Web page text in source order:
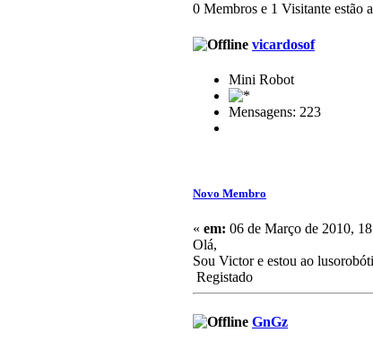
0 Membros e 1 Visitante estão
vicardosof
Mini Robot
Mensagens: 223
Novo Membro
« em: 06 de Março de 2010,
Olá,
Sou Victor e estou ao
Registado
GnGz